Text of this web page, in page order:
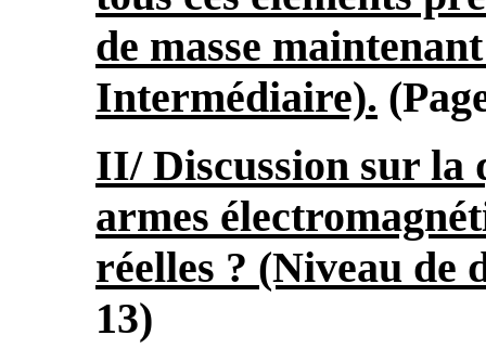
de masse
Intermédiaire).
II/ Discussion sur la
armes
réelles ? (Niveau de
13)